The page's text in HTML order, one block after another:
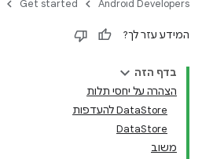
Android Developers
Get started
המידע עזר לך?
בדף הזה
הצהרה על יחסי תלות
‫DataStore להעדפות
DataStore
משוב